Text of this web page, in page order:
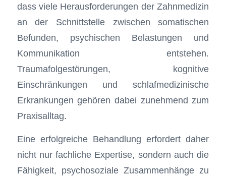
dass viele Herausforderungen der Zahnmedizin
an der Schnittstelle zwischen somatischen
Befunden, psychischen Belastungen und
Kommunikation entstehen.
Traumafolgestörungen, kognitive
Einschränkungen und schlafmedizinische
Erkrankungen gehören dabei zunehmend zum
Praxisalltag.
Eine erfolgreiche Behandlung erfordert daher
nicht nur fachliche Expertise, sondern auch die
Fähigkeit, psychosoziale Zusammenhänge zu